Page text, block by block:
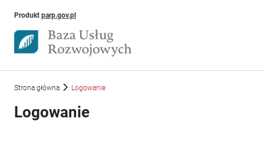
Produkt parp.gov.plUwaga, link otworzy się w nowym oknie
Strona główna Logowanie
Logowanie